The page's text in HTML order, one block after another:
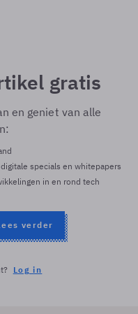
gratis
en geniet van alle
specials en whitepapers
in en rond tech
verder
Log in